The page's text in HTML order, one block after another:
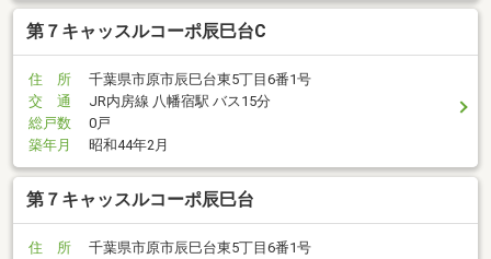
第７キャッスルコーポ辰巳台C
住 所
千葉県市原市辰巳台東5丁目6番1号
交 通
JR内房線 八幡宿駅 バス15分
総戸数
0戸
築年月
昭和44年2月
第７キャッスルコーポ辰巳台
住 所
千葉県市原市辰巳台東5丁目6番1号